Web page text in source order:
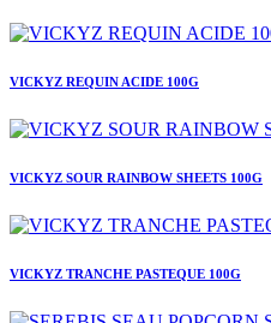
VICKYZ REQUIN ACIDE 100G
VICKYZ SOUR RAINBOW SHEETS 100G
VICKYZ TRANCHE PASTEQUE 100G